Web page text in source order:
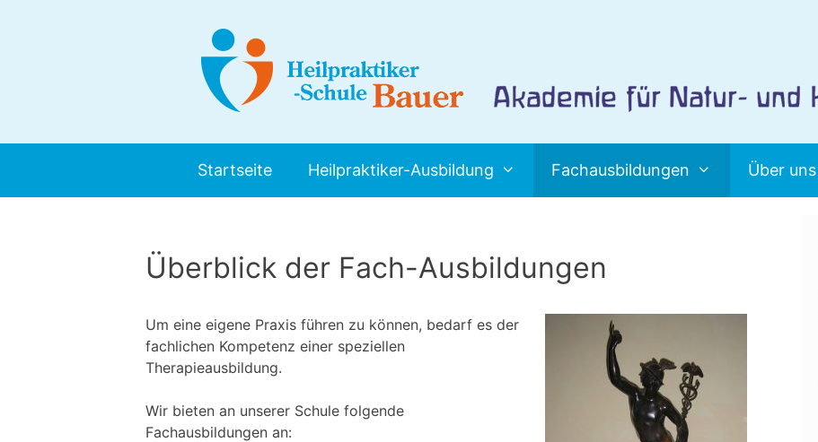
Startseite Heilpraktiker-Ausbildung Fachausbildungen Über uns
Überblick der Fach-Ausbildungen
Um eine eigene Praxis führen zu können, bedarf es der
fachlichen Kompetenz einer speziellen
Therapieausbildung.
Wir bieten an unserer Schule folgende
Fachausbildungen an: